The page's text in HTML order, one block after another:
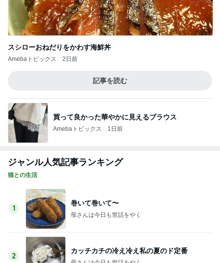
スシローおねだりをかわす海鮮丼
Amebaトピックス 2日前
記事を読む
買って良かった華やかに見えるブラウス
Amebaトピックス 1日前
ジャンル人気記事ランキング
猫との生活
1
巻いて巻いて〜
母さんは今日も世話をやく
2
カッチカチの冷え冷え私の夏のド定番